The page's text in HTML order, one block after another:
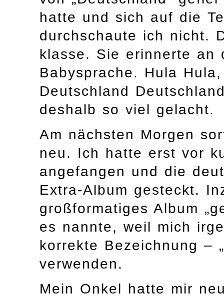
hatte und sich auf die
durchschaute ich nicht.
klasse. Sie erinnerte an
Babysprache. Hula
Deutschland
deshalb so viel gelacht.
Am nächsten Morgen
neu. Ich hatte erst vor
angefangen und die
Extra-Album gesteckt.
großformatiges Album
es nannte, weil mich
korrekte Bezeichnung –
verwenden.
Mein Onkel hatte mir